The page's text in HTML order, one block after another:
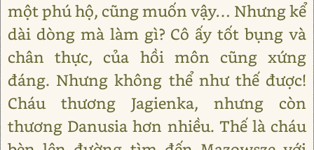
một phú hộ, cũng muốn vậy… Nhưng kể
dài dòng mà làm gì? Cô ấy tốt bụng và
chân thực, của hồi môn cũng xứng
đáng. Nhưng không thể như thế được!
Cháu thương Jagienka, nhưng còn
thương Danusia hơn nhiều. Thế là cháu